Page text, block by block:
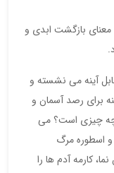
معنای بازگشت ابدی و
آینه می نشسته و
برای رصد آسمان و
چه چیزی است؟ می
و اسطوره مرگ
کارمه آدم ها را